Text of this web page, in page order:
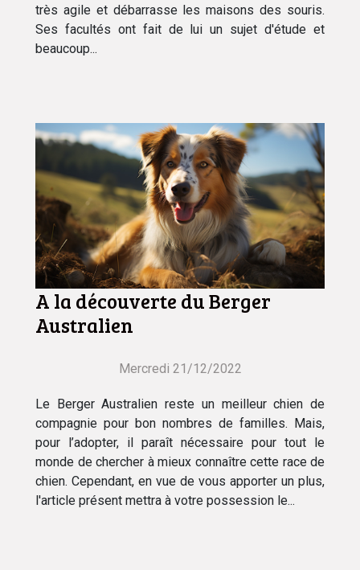
très agile et débarrasse les maisons des souris.
Ses facultés ont fait de lui un sujet d'étude et
beaucoup...
A la découverte du Berger
Australien
Mercredi 21/12/2022
Le Berger Australien reste un meilleur chien de
compagnie pour bon nombres de familles. Mais,
pour l’adopter, il paraît nécessaire pour tout le
monde de chercher à mieux connaître cette race de
chien. Cependant, en vue de vous apporter un plus,
l'article présent mettra à votre possession le...